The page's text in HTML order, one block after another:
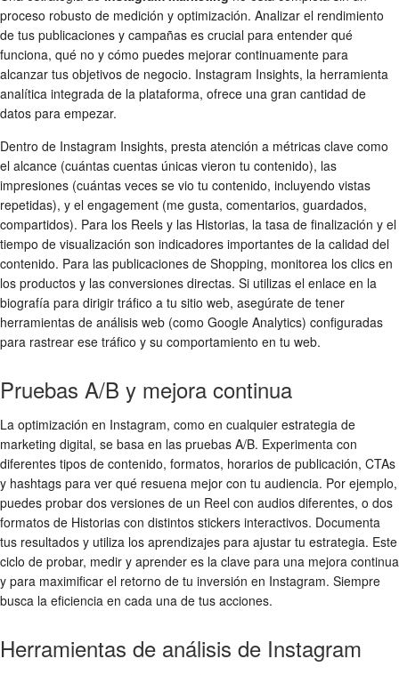
proceso robusto de medición y optimización. Analizar el rendimiento
de tus publicaciones y campañas es crucial para entender qué
funciona, qué no y cómo puedes mejorar continuamente para
alcanzar tus objetivos de negocio. Instagram Insights, la herramienta
analítica integrada de la plataforma, ofrece una gran cantidad de
datos para empezar.
Dentro de Instagram Insights, presta atención a métricas clave como
el alcance (cuántas cuentas únicas vieron tu contenido), las
impresiones (cuántas veces se vio tu contenido, incluyendo vistas
repetidas), y el engagement (me gusta, comentarios, guardados,
compartidos). Para los Reels y las Historias, la tasa de finalización y el
tiempo de visualización son indicadores importantes de la calidad del
contenido. Para las publicaciones de Shopping, monitorea los clics en
los productos y las conversiones directas. Si utilizas el enlace en la
biografía para dirigir tráfico a tu sitio web, asegúrate de tener
herramientas de análisis web (como Google Analytics) configuradas
para rastrear ese tráfico y su comportamiento en tu web.
Pruebas A/B y mejora continua
La optimización en Instagram, como en cualquier estrategia de
marketing digital, se basa en las pruebas A/B. Experimenta con
diferentes tipos de contenido, formatos, horarios de publicación, CTAs
y hashtags para ver qué resuena mejor con tu audiencia. Por ejemplo,
puedes probar dos versiones de un Reel con audios diferentes, o dos
formatos de Historias con distintos stickers interactivos. Documenta
tus resultados y utiliza los aprendizajes para ajustar tu estrategia. Este
ciclo de probar, medir y aprender es la clave para una mejora continua
y para maximificar el retorno de tu inversión en Instagram. Siempre
busca la eficiencia en cada una de tus acciones.
Herramientas de análisis de Instagram